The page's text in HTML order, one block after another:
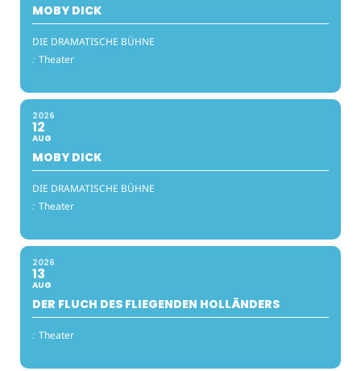
MOBY DICK
DIE DRAMATISCHE BÜHNE
: Theater
2026
12
AUG
MOBY DICK
DIE DRAMATISCHE BÜHNE
: Theater
2026
13
AUG
DER FLUCH DES FLIEGENDEN HOLLÄNDERS
: Theater